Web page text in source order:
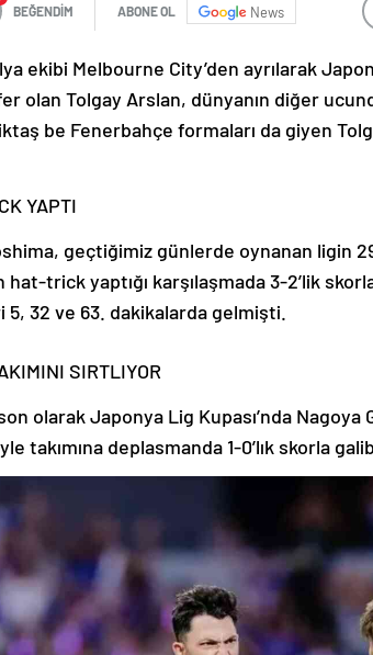
BEĞENDİM ABONE OL News
ekibi Melbourne City’den ayrılarak
olan Tolgay Arslan, dünyanın diğer
be Fenerbahçe formaları da giyen
YAPTI
geçtiğimiz günlerde oynanan ligin
hat-trick yaptığı karşılaşmada 3-2’lik
5, 32 ve 63. dakikalarda gelmişti.
SIRTLIYOR
olarak Japonya Lig Kupası’nda Nagoya
takımına deplasmanda 1-0’lık skorla